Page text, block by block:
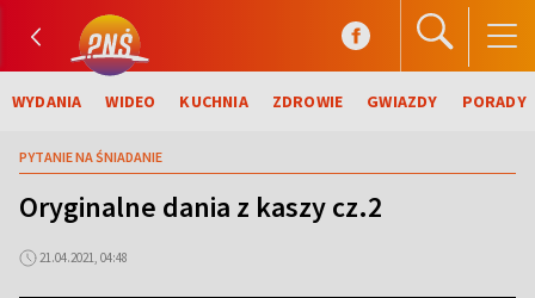
WYDANIA WIDEO KUCHNIA ZDROWIE GWIAZDY PORADY
PYTANIE NA ŚNIADANIE
Oryginalne dania z kaszy cz.2
21.04.2021, 04:48